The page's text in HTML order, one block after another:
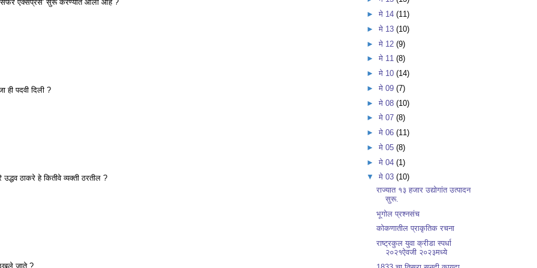
एक्सप्रेस' सुरू करण्यात आली आहे ?
ही पदवी दिली ?
ठाकरे हे कितीवे व्यक्ती ठरतील ?
जाते ?
►मे 14(11)
►मे 13(10)
►मे 12(9)
►मे 11(8)
►मे 10(14)
►मे 09(7)
►मे 08(10)
►मे 07(8)
►मे 06(11)
►मे 05(8)
►मे 04(1)
▼मे 03(10)
राज्यात १३ हजार उद्योगांत उत्पादन
सुरू.
भूगोल प्रश्नसंच
कोकणातील प्राकृतिक रचना
राष्ट्रकुल युवा क्रीडा स्पर्धा
२०२१ऐवजी २०२३मध्ये